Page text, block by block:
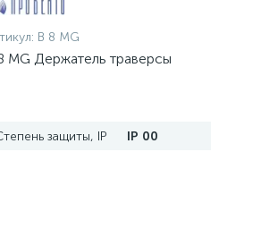
B 8 MG
MG Держатель траверсы
защиты, IP IP 00